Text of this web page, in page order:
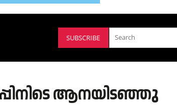
SUBSCRIBE
ആനയിടഞ്ഞു